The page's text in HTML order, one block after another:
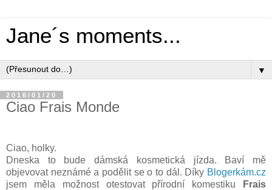
Jane´s moments...
▼
2016/01/20
Ciao Frais Monde
Ciao, holky.
Dneska to bude dámská kosmetická jízda. Baví mě
objevovat neznámé a podělit se o to dál. Díky Blogerkám.cz
jsem měla možnost otestovat přírodní komestiku
Frais